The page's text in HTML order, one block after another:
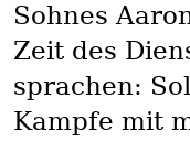
Sohnes
Zeit des
sprachen:
Kampfe mit